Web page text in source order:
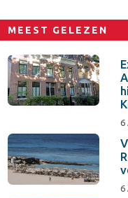
MEEST GELEZEN
6
6